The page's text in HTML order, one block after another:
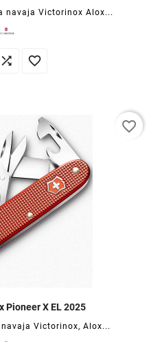
navaja Victorinox Alox...
 
Pioneer X EL 2025
Victorinox, Alox...
favorite_border